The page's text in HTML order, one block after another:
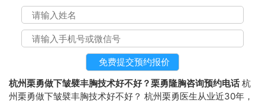
杭州栗勇做下皱襞丰胸技术好不好？栗勇隆胸咨询预约电话杭
州栗勇做下皱襞丰胸技术好不好？ 杭州栗勇医生从业近30年，